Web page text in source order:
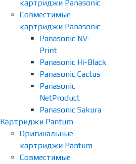
картриджи Panasonic
Совместимые
картриджи Panasonic
Panasonic NV-
Print
Panasonic Hi-Black
Panasonic Cactus
Panasonic
NetProduct
Panasonic Sakura
Картриджи Pantum
Оригинальные
картриджи Pantum
Совместимые